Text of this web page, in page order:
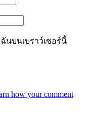
นบนเบราว์เซอร์นี้
how your comment